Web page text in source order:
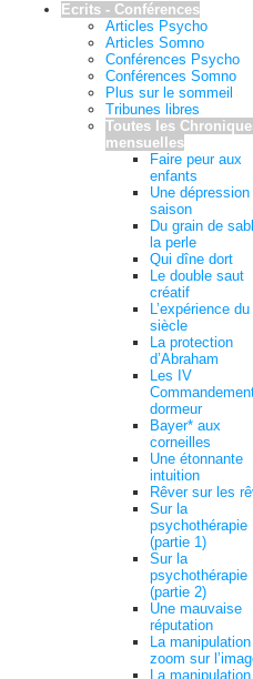
Ecrits - Conférences
Articles Psycho
Articles Somno
Conférences Psycho
Conférences Somno
Plus sur le sommeil
Tribunes libres
Toutes les
mensuelles
Faire peur aux
enfants
Une dépression
saison
Du grain de
la perle
Qui dîne dort
Le double saut
créatif
L’expérience du
siècle
La protection
d’Abraham
Les IV
dormeur
Bayer* aux
corneilles
Une étonnante
intuition
Rêver sur les
Sur la
psychothérapie
(partie 1)
Sur la
psychothérapie
(partie 2)
Une mauvaise
réputation
La
zoom sur
La